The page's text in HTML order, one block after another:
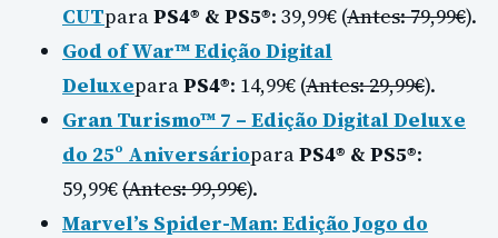
CUTparaPS4® & PS5®: 39,99€ (Antes: 79,99€).
God of War™ Edição Digital
DeluxeparaPS4®: 14,99€ (Antes: 29,99€).
Gran Turismo™ 7 – Edição Digital Deluxe
do 25º AniversárioparaPS4® & PS5®:
59,99€(Antes: 99,99€).
Marvel’s Spider-Man: Edição Jogo do